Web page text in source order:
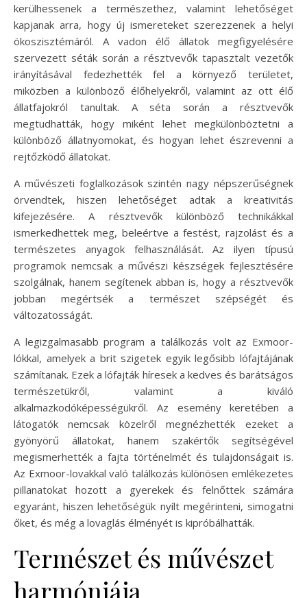
kerülhessenek a természethez, valamint lehetőséget
kapjanak arra, hogy új ismereteket szerezzenek a helyi
ökoszisztémáról. A vadon élő állatok megfigyelésére
szervezett séták során a résztvevők tapasztalt vezetők
irányításával fedezhették fel a környező területet,
miközben a különböző élőhelyekről, valamint az ott élő
állatfajokról tanultak. A séta során a résztvevők
megtudhatták, hogy miként lehet megkülönböztetni a
különböző állatnyomokat, és hogyan lehet észrevenni a
rejtőzködő állatokat.
A művészeti foglalkozások szintén nagy népszerűségnek
örvendtek, hiszen lehetőséget adtak a kreativitás
kifejezésére. A résztvevők különböző technikákkal
ismerkedhettek meg, beleértve a festést, rajzolást és a
természetes anyagok felhasználását. Az ilyen típusú
programok nemcsak a művészi készségek fejlesztésére
szolgálnak, hanem segítenek abban is, hogy a résztvevők
jobban megértsék a természet szépségét és
változatosságát.
A legizgalmasabb program a találkozás volt az Exmoor-
lókkal, amelyek a brit szigetek egyik legősibb lófajtájának
számítanak. Ezek a lófajták híresek a kedves és barátságos
természetükről, valamint a kiváló
alkalmazkodóképességükről. Az esemény keretében a
látogatók nemcsak közelről megnézhették ezeket a
gyönyörű állatokat, hanem szakértők segítségével
megismerhették a fajta történelmét és tulajdonságait is.
Az Exmoor-lovakkal való találkozás különösen emlékezetes
pillanatokat hozott a gyerekek és felnőttek számára
egyaránt, hiszen lehetőségük nyílt megérinteni, simogatni
őket, és még a lovaglás élményét is kipróbálhatták.
Természet és művészet
harmóniája